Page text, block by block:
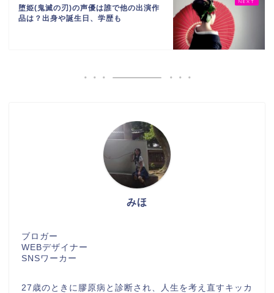
堕姫(鬼滅の刃)の声優は誰で他の出演作
品は？出身や誕生日、学歴も
みほ
ブロガー
WEBデザイナー
SNSワーカー
27歳のときに膠原病と診断され、人生を考え直すキッカ